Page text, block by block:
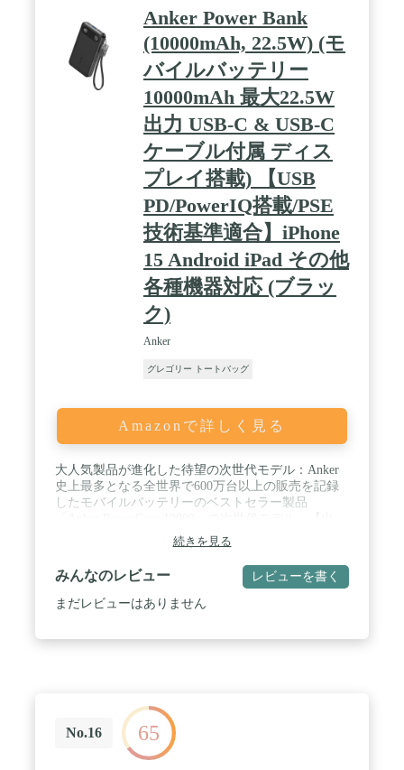
きます。※ACポートは搭載しておりません。 / 豊富
な充電方法：USB-C、ソーラーパネル、シガーソケ
ットに対応し、多様な場面に合わせて充電が可能で
す。USB-C 140Wを1つ接続で約2.3時間、USB-C
140Wを2つ同時接続だと合計280W入力が可能※な
ため、約1.5時間で100%満充電可能です。※140W以
上出力が可能なUSB急速充電器とケーブルが2セッ
ト必要になります。 / 購入後も安心のアフターサー
ビス：専門スタッフのサポートや、ご使用済みポー
タブル電源の回収サービスを行っております。回収
した製品はリサイクル資源として再生致します。
(弊社製品限定、送料はお客様ご負担となります。) /
パッケージ内容：製品本体、140W USB-C充電ケー
ブル、ストラップ、安全マニュアル。
Anker Power Bank
(10000mAh, 22.5W) (モ
バイルバッテリー
10000mAh 最大22.5W
出力 USB-C & USB-C
ケーブル付属 ディス
プレイ搭載) 【USB
PD/PowerIQ搭載/PSE
技術基準適合】iPhone
15 Android iPad その他
各種機器対応 (ブラッ
ク)
Anker
グレゴリー トートバッグ
Amazonで詳しく見る
大人気製品が進化した待望の次世代モデル：Anker
史上最多となる全世界で600万台以上の販売を記録
したモバイルバッテリーのベストセラー製品
力】【薄型設計】【搭載ポート】の3点で進化した
モバイルバッテリーです。 / コンパクトサイズかつ
安心の大容量：コンパクトサイズながら10000mAh
の大容量で、iPhone 15を約2回、Galaxy S24を約1.8
回充電することができます。 / 世界最薄クラスの薄
子部分を収納してストラップとして使用できる設計
を初めて採用。持ち歩きの際にケーブルを別で準備
する必要はありません。 / 最大22.5W急速充電：最
大22.5W出力で、スマートフォンを含めた様々な機
続きを見る
みんなのレビュー レビューを書く
まだレビューはありません
No.16 65